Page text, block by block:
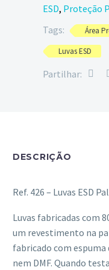
ESD, Proteção
Tags:
Área
Luvas ESD
Partilhar:
DESCRIÇÃO
Ref. 426 – Luvas ESD
Luvas fabricadas com
um revestimento na
fabricado com
nem DMF. Quando